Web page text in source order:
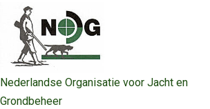
naar
inhoud
Nederlandse Organisatie voor Jacht en
Grondbeheer